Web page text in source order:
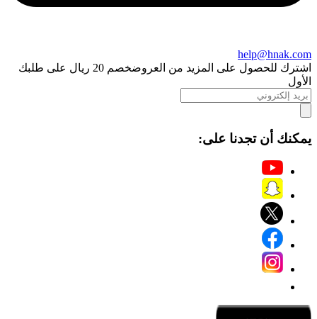
help@hnak.com
اشترك للحصول على المزيد من العروض
خصم 20 ريال على طلبك
الأول
يمكنك أن تجدنا على: